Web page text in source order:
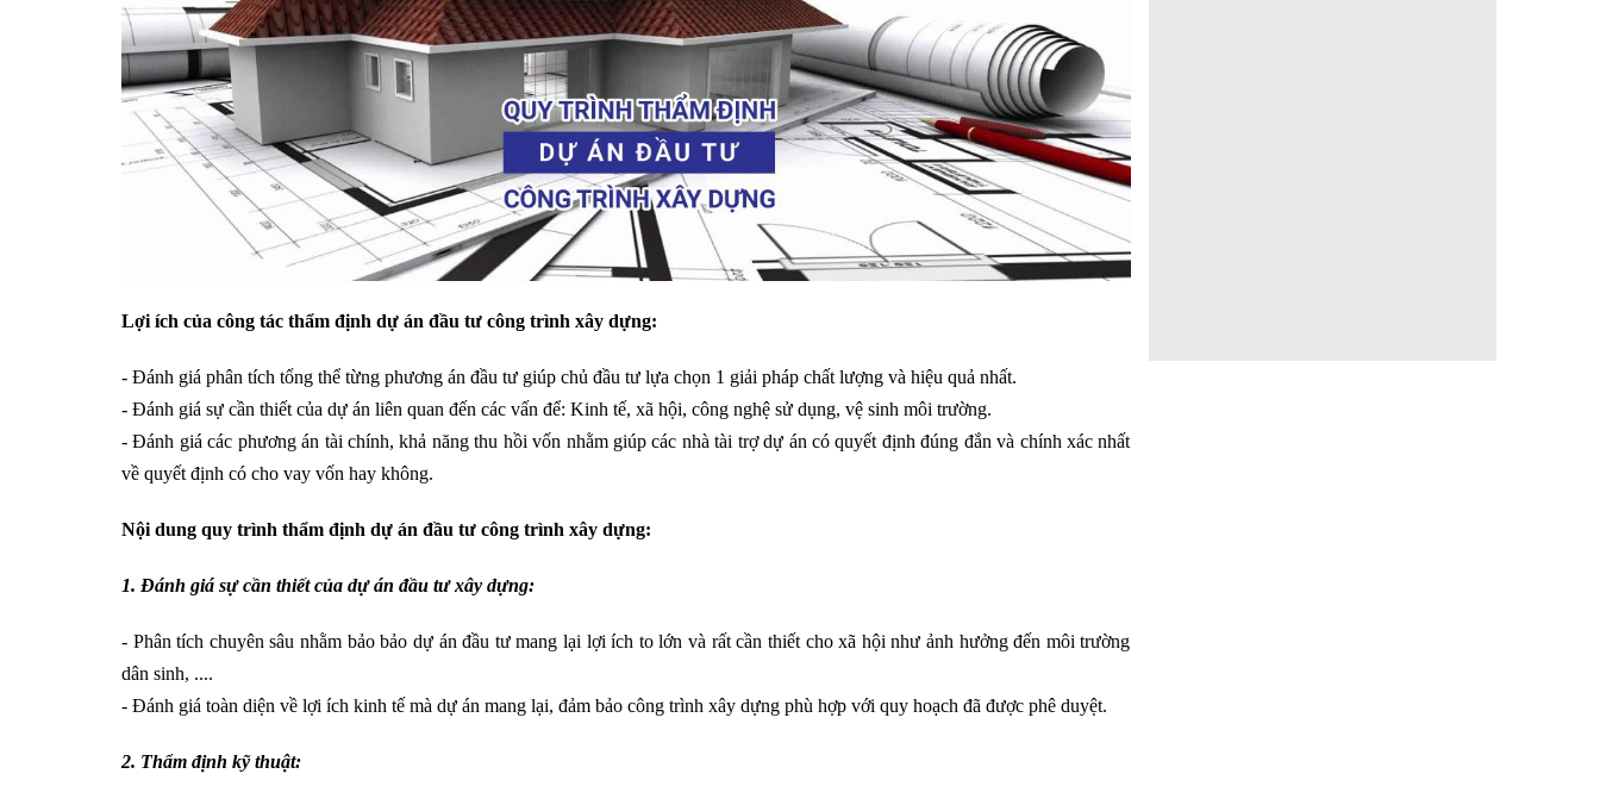
Lợi ích của công tác thẩm định dự án đầu tư công trình xây dựng:
- Đánh giá phân tích tổng thể từng phương án đầu tư giúp chủ đầu tư lựa chọn 1 giải pháp chất lượng và hiệu quả nhất.
- Đánh giá sự cần thiết của dự án liên quan đến các vấn để: Kinh tế, xã hội, công nghệ sử dụng, vệ sinh môi trường.
- Đánh giá các phương án tài chính, khả năng thu hồi vốn nhằm giúp các nhà tài trợ dự án có quyết định đúng đắn và chính xác nhất
về quyết định có cho vay vốn hay không.
Nội dung quy trình thẩm định dự án đầu tư công trình xây dựng:
1. Đánh giá sự cần thiết của dự án đầu tư xây dựng:
- Phân tích chuyên sâu nhằm bảo bảo dự án đầu tư mang lại lợi ích to lớn và rất cần thiết cho xã hội như ảnh hưởng đến môi trường
dân sinh, ....
- Đánh giá toàn diện về lợi ích kinh tế mà dự án mang lại, đảm bảo công trình xây dựng phù hợp với quy hoạch đã được phê duyệt.
2. Thẩm định kỹ thuật: